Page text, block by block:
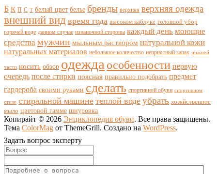
Б К П С Т белый цвет белье бренды верхняя верхняя одежда
внешний вид время года высоком каблуке головной убор
горячей воде данном случае изнаночной стороны каждый день моющие
средства мужчин мыльным раствором натуральной кожи
натуральных материалов небольшое количество неприятный запах нижней
части носить обзор одежда особенности первую
очередь после стирки поясная правильно подобрать предмет
гардероба своими руками сделать спортивной обуви спортивном
стиле стиральной машине теплой воде убрать хозяйственное
мыло цветовой гамме шнуровка
Копирайт © 2026 Энциклопедия обуви. Все права защищены.
Тема ColorMag от ThemeGrill. Создано на WordPress.
Задать вопрос эксперту